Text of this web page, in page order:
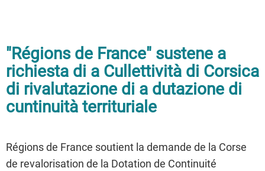
"Régions de France" sustene a
richiesta di a Cullettività di Corsica
di rivalutazione di a dutazione di
cuntinuità territuriale
Régions de France soutient la demande de la Corse
de revalorisation de la Dotation de Continuité